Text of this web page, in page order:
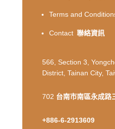
Terms and
Contact 聯絡資訊
566, Section 3,
District, Tainan City,
702 台南市南區永成路
+886-6-2913609